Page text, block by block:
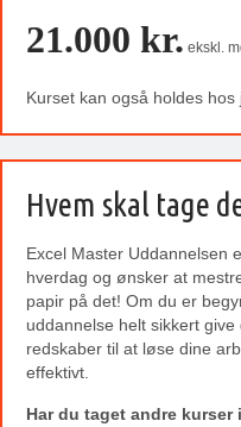
21.000 kr. ekskl.
Kurset kan også holdes hos
Hvem skal tage
Excel Master Uddannelsen
hverdag og ønsker at
papir på det! Om du er
uddannelse helt sikkert
redskaber til at løse dine
effektivt.
Har du taget andre kurser